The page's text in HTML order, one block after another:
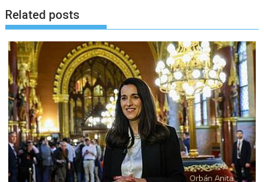
g
y
z
é
s
n
a
v
i
g
á
Related posts